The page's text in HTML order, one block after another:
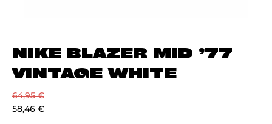
NIKE BLAZER MID ’77
VINTAGE WHITE
64,95€
58,46 €